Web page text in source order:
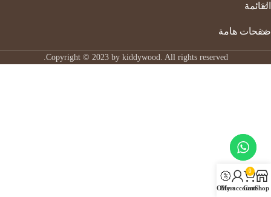
القائمة
صفحات هامة
Copyright © 2023 by kiddywood. All rights reserved.
Shop
0
Cart
My account
Offers